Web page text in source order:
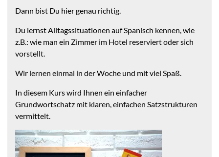
Dann bist Du hier genau richtig.
Du lernst Alltagssituationen auf Spanisch kennen, wie
z.B.: wie man ein Zimmer im Hotel reserviert oder sich
vorstellt.
Wir lernen einmal in der Woche und mit viel Spaß.
In diesem Kurs wird Ihnen ein einfacher
Grundwortschatz mit klaren, einfachen Satzstrukturen
vermittelt.